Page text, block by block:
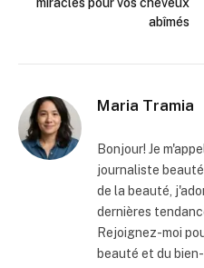
miracles pour vos cheveux
abîmés
Maria Tramia
Bonjour! Je
journaliste
de la beauté,
dernières
Rejoignez-moi
beauté et du